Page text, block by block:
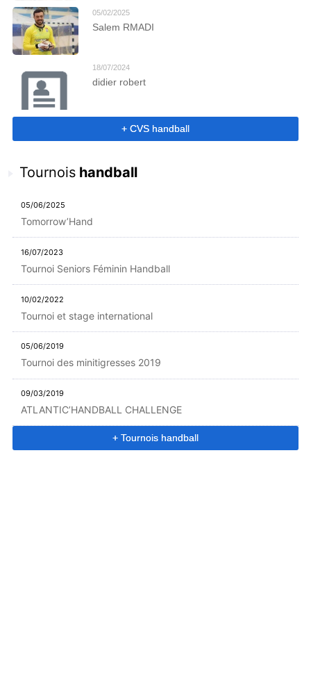
05/02/2025
Salem RMADI
18/07/2024
didier robert
+ CVS handball
Tournoishandball
05/06/2025
Tomorrow’Hand
16/07/2023
Tournoi Seniors Féminin Handball
10/02/2022
Tournoi et stage international
05/06/2019
Tournoi des minitigresses 2019
09/03/2019
ATLANTIC’HANDBALL CHALLENGE
+ Tournois handball